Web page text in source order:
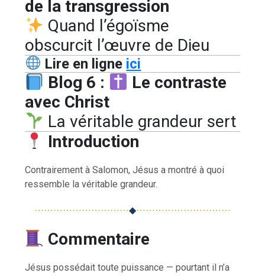
de la transgression
Quand l’égoïsme
obscurcit l’œuvre de Dieu
Lire en ligne ici
Blog 6 :
Le contraste
avec Christ
La véritable grandeur sert
Introduction
Contrairement à Salomon, Jésus a montré à quoi
ressemble la véritable grandeur.
⋯⋯⋯⋯⋯⋯⋯⋯⋯⋯◆⋯⋯⋯⋯⋯⋯⋯⋯⋯⋯
Commentaire
Jésus possédait toute puissance — pourtant il n’a